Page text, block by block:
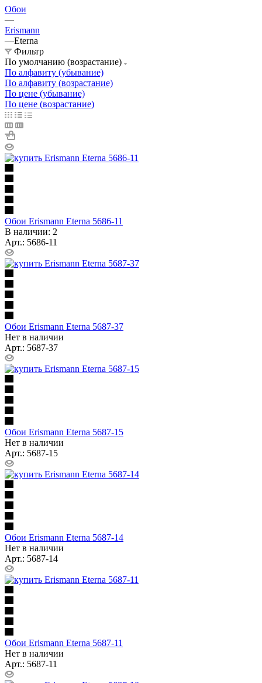
Обои
—
Erismann
—Eterna
Фильтр
По умолчанию (возрастание)
По алфавиту (убывание)
По алфавиту (возрастание)
По цене (убывание)
По цене (возрастание)
Обои Erismann Eterna 5686-11
В наличии: 2
Арт.: 5686-11
Обои Erismann Eterna 5687-37
Нет в наличии
Арт.: 5687-37
Обои Erismann Eterna 5687-15
Нет в наличии
Арт.: 5687-15
Обои Erismann Eterna 5687-14
Нет в наличии
Арт.: 5687-14
Обои Erismann Eterna 5687-11
Нет в наличии
Арт.: 5687-11